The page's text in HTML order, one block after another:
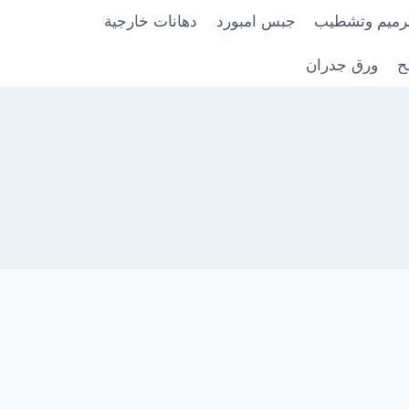
وتشطيب جبس امبورد دهانات خارجية
ورق جدران